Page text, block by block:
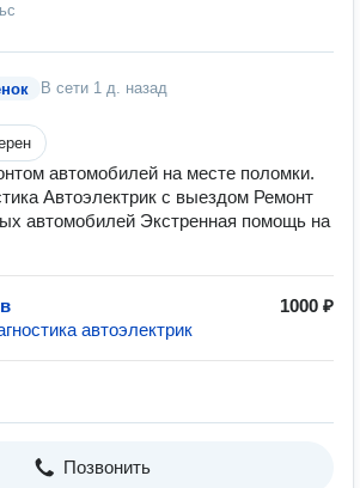
В сети 1 д. назад
автомобилей на месте поломки.
Автоэлектрик с выездом Ремонт
автомобилей Экстренная помощь на
1000 ₽
автоэлектрик
Позвонить